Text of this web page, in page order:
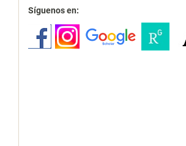
redes
Síguenos en: